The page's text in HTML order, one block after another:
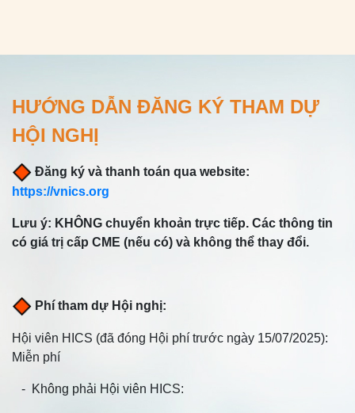
HƯỚNG DẪN ĐĂNG KÝ THAM DỰ
HỘI NGHỊ
Đăng ký và thanh toán qua website:
https://vnics.org
Lưu ý: KHÔNG chuyển khoản trực tiếp. Các thông tin
có giá trị cấp CME (nếu có) và không thể thay đổi.
Phí tham dự Hội nghị:
Hội viên HICS (đã đóng Hội phí trước ngày 15/07/2025):
Miễn phí
- Không phải Hội viên HICS: